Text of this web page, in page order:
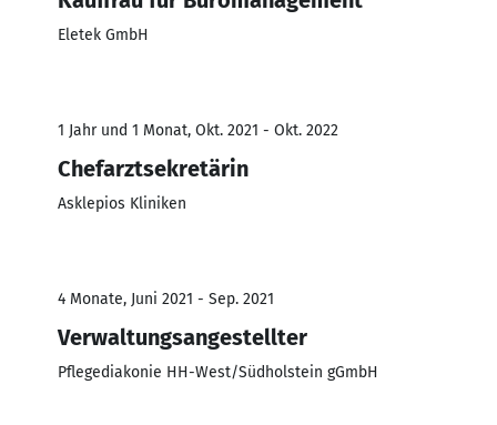
Eletek GmbH
1 Jahr und 1 Monat, Okt. 2021 - Okt. 2022
Chefarztsekretärin
Asklepios Kliniken
4 Monate, Juni 2021 - Sep. 2021
Verwaltungsangestellter
Pflegediakonie HH-West/Südholstein gGmbH